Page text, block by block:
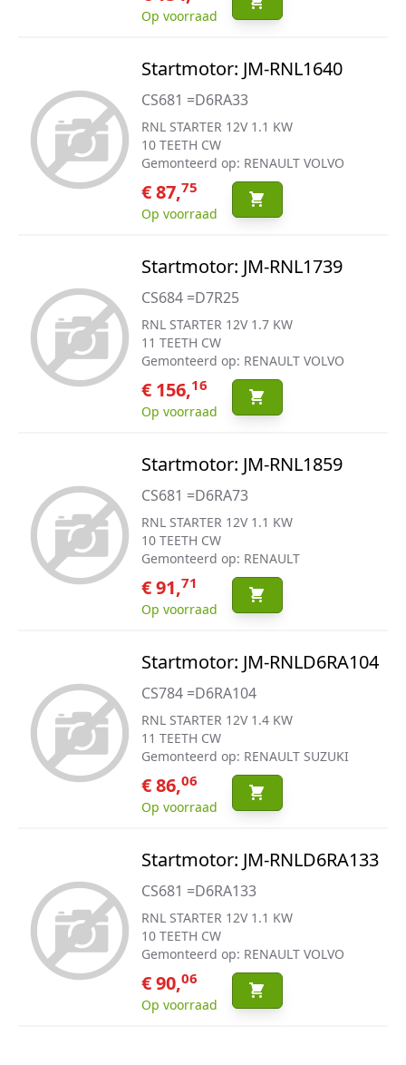
Op voorraad
Startmotor: JM-RNL1640
CS681 =D6RA33
RNL STARTER 12V 1.1 KW
10 TEETH CW
Gemonteerd op: RENAULT VOLVO
€ 87,75
Op voorraad
Startmotor: JM-RNL1739
CS684 =D7R25
RNL STARTER 12V 1.7 KW
11 TEETH CW
Gemonteerd op: RENAULT VOLVO
€ 156,16
Op voorraad
Startmotor: JM-RNL1859
CS681 =D6RA73
RNL STARTER 12V 1.1 KW
10 TEETH CW
Gemonteerd op: RENAULT
€ 91,71
Op voorraad
Startmotor: JM-RNLD6RA104
CS784 =D6RA104
RNL STARTER 12V 1.4 KW
11 TEETH CW
Gemonteerd op: RENAULT SUZUKI
€ 86,06
Op voorraad
Startmotor: JM-RNLD6RA133
CS681 =D6RA133
RNL STARTER 12V 1.1 KW
10 TEETH CW
Gemonteerd op: RENAULT VOLVO
€ 90,06
Op voorraad